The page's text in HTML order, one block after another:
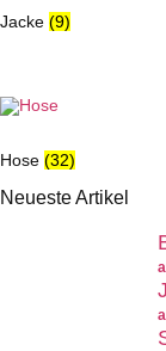
Jacke (9)
Hose (32)
Neueste Artikel